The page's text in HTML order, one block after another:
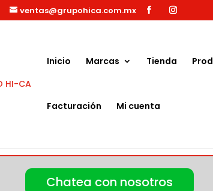
ventas@grupohica.com.mx
Inicio Marcas Tienda
Facturación Mi cuenta
Búsqueda
Chatea con nosotros